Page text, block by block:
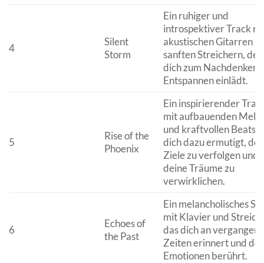
4
Silent
Storm
Ein ruhiger und
introspektiver Track
akustischen Gitarren
sanften Streichern, der
dich zum Nachdenken
Entspannen einlädt.
5
Rise of the
Phoenix
Ein inspirierender
mit aufbauenden
und kraftvollen Beats,
dich dazu ermutigt,
Ziele zu verfolgen und
deine Träume zu
verwirklichen.
6
Echoes of
the Past
Ein melancholisches
mit Klavier und
das dich an vergangene
Zeiten erinnert und
Emotionen berührt.